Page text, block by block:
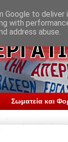
Σωματεία και
Google to
with
address abuse.